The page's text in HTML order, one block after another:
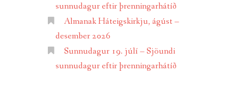
sunnudagur eftir þrenningarhátíð
Almanak Háteigskirkju, ágúst –
desember 2026
Sunnudagur 19. júlí – Sjöundi
sunnudagur eftir þrenningarhátíð